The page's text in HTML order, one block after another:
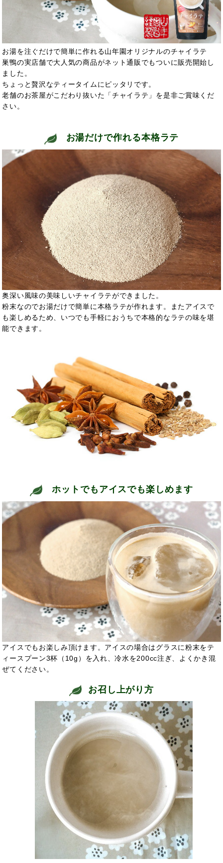
お湯を注ぐだけで簡単に作れる山年園オリジナルのチャイラテ
巣鴨の実店舗で大人気の商品がネット通販でもついに販売開始し
ました。
ちょっと贅沢なティータイムにピッタリです。
老舗のお茶屋がこだわり抜いた「チャイラテ」を是非ご賞味くだ
さい。
お湯だけで作れる本格ラテ
奥深い風味の美味しいチャイラテができました。
粉末なのでお湯だけで簡単に本格ラテが作れます。またアイスで
も楽しめるため、いつでも手軽におうちで本格的なラテの味を堪
能できます。
ホットでもアイスでも楽しめます
アイスでもお楽しみ頂けます。アイスの場合はグラスに粉末をテ
ィースプーン3杯（10g）を入れ、冷水を200cc注ぎ、よくかき混
ぜてください。
お召し上がり方